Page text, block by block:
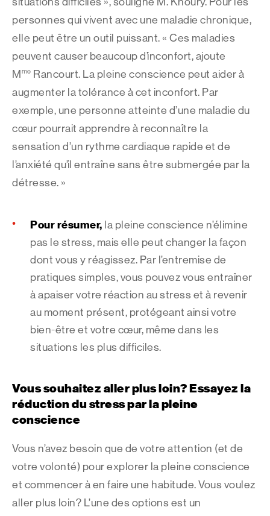
personnes qui vivent avec une maladie chronique,
elle peut être un outil puissant. « Ces maladies
peuvent causer beaucoup d’inconfort, ajoute
M me Rancourt. La pleine conscience peut aider à
augmenter la tolérance à cet inconfort. Par
exemple, une personne atteinte d’une maladie du
cœur pourrait apprendre à reconnaître la
sensation d’un rythme cardiaque rapide et de
l’anxiété qu’il entraîne sans être submergée par la
détresse. »
Pour résumer, la pleine conscience n’élimine
pas le stress, mais elle peut changer la façon
dont vous y réagissez. Par l’entremise de
pratiques simples, vous pouvez vous entraîner
à apaiser votre réaction au stress et à revenir
au moment présent, protégeant ainsi votre
bien-être et votre cœur, même dans les
situations les plus difficiles.
Vous souhaitez aller plus loin? Essayez la
réduction du stress par la pleine
conscience
Vous n’avez besoin que de votre attention (et de
votre volonté) pour explorer la pleine conscience
et commencer à en faire une habitude. Vous voulez
aller plus loin? L’une des options est un